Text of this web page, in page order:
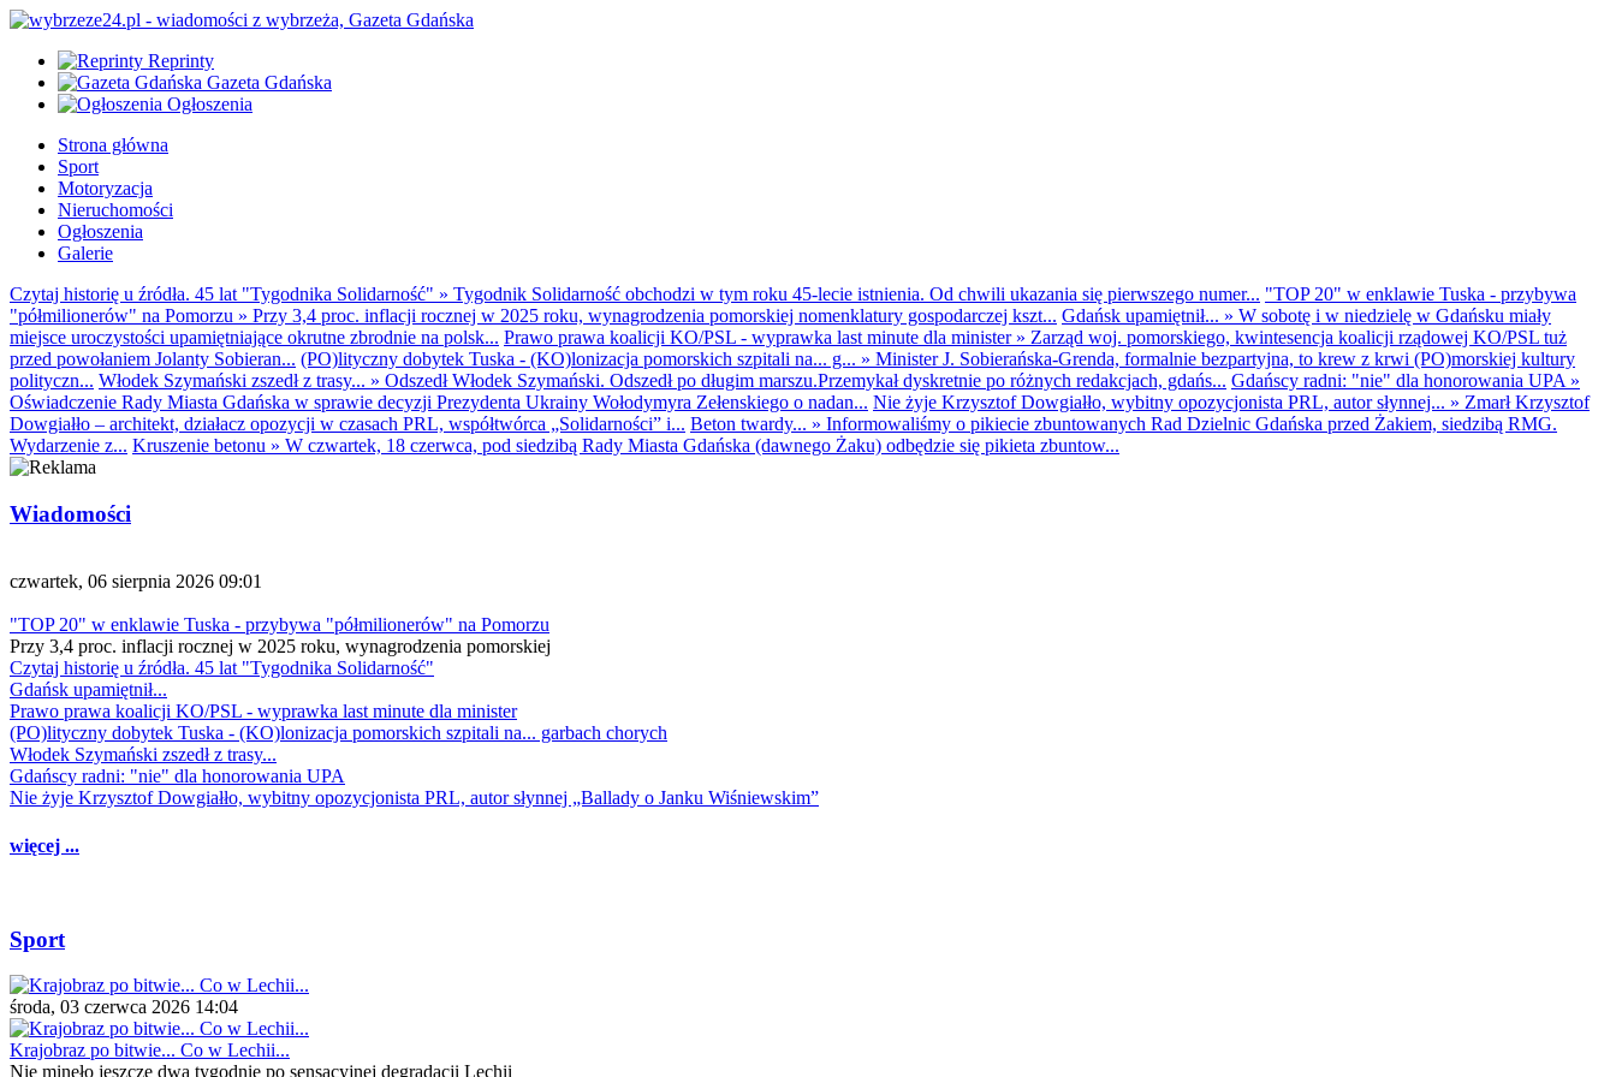
Reprinty
Gazeta Gdańska
Ogłoszenia
Strona główna
Sport
Motoryzacja
Nieruchomości
Ogłoszenia
Galerie
Czytaj historię u źródła. 45 lat "Tygodnika Solidarność" » Tygodnik Solidarność obchodzi w tym roku 45-lecie istnienia. Od chwili ukazania się pierwszego numer... "TOP 20" w enklawie Tuska - przybywa
"półmilionerów" na Pomorzu » Przy 3,4 proc. inflacji rocznej w 2025 roku, wynagrodzenia pomorskiej nomenklatury gospodarczej kszt... Gdańsk upamiętnił... » W sobotę i w niedzielę w Gdańsku miały
miejsce uroczystości upamiętniające okrutne zbrodnie na polsk... Prawo prawa koalicji KO/PSL - wyprawka last minute dla minister» Zarząd woj. pomorskiego, kwintesencja koalicji rządowej KO/PSL tuż
przed powołaniem Jolanty Sobieran... (PO)lityczny dobytek Tuska - (KO)lonizacja pomorskich szpitali na... g... » Minister J. Sobierańska-Grenda, formalnie bezpartyjna, to krew z krwi (PO)morskiej kultury
polityczn... Włodek Szymański zszedł z trasy... » Odszedł Włodek Szymański. Odszedł po długim marszu.Przemykał dyskretnie po różnych redakcjach, gdańs... Gdańscy radni: "nie" dla honorowania UPA »
Oświadczenie Rady Miasta Gdańska w sprawie decyzji Prezydenta Ukrainy Wołodymyra Zełenskiego o nadan... Nie żyje Krzysztof Dowgiałło, wybitny opozycjonista PRL, autor słynnej... » Zmarł Krzysztof
Dowgiałło – architekt, działacz opozycji w czasach PRL, współtwórca „Solidarności” i... Beton twardy... » Informowaliśmy o pikiecie zbuntowanych Rad Dzielnic Gdańska przed Żakiem, siedzibą RMG.
Wydarzenie z... Kruszenie betonu » W czwartek, 18 czerwca, pod siedzibą Rady Miasta Gdańska (dawnego Żaku) odbędzie się pikieta zbuntow...
Wiadomości
czwartek, 06 sierpnia 2026 09:01
"TOP 20" w enklawie Tuska - przybywa "półmilionerów" na Pomorzu
Przy 3,4 proc. inflacji rocznej w 2025 roku, wynagrodzenia pomorskiej
Czytaj historię u źródła. 45 lat "Tygodnika Solidarność"
Gdańsk upamiętnił...
Prawo prawa koalicji KO/PSL - wyprawka last minute dla minister
(PO)lityczny dobytek Tuska - (KO)lonizacja pomorskich szpitali na... garbach chorych
Włodek Szymański zszedł z trasy...
Gdańscy radni: "nie" dla honorowania UPA
Nie żyje Krzysztof Dowgiałło, wybitny opozycjonista PRL, autor słynnej „Ballady o Janku Wiśniewskim”
więcej ...
Sport
środa, 03 czerwca 2026 14:04
Krajobraz po bitwie... Co w Lechii...
Nie minęło jeszcze dwa tygodnie po sensacyjnej degradacji Lechii